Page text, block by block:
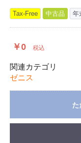
Tax-Free 中古品 年
￥0 税込
関連カテゴリ
ゼニス
た